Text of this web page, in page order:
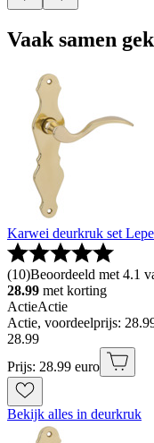
Vaak samen
Karwei deurkruk set
(10)Beoordeeld met 4.1
28.99 met korting
ActieActie
Actie, voordeelprijs:
28.99
Prijs: 28.99 euro
Bekijk alles in deurkruk